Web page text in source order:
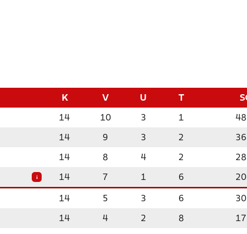
K V U T
14 10 3 1 48
14 9 3 2 36
14 8 4 2 28
i 14 7 1 6 20
14 5 3 6 30
14 4 2 8 17